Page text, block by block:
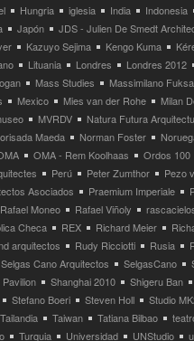
Hungria iglesia India
Indonesia
Japón
JDS - Julien De Smedt
Kazuyo Sejima Kengo Kuma
Lituania Londres
Londres 2012
Mass Studies
Massimilano
Mexico Mies van der Rohe
Milan
MVRDV
Natura Futura
Maeda Norman Foster
OMA - Rem Koolhaas
Ordos 100
Perú Peter Zumthor
Pezo
Asociados Praemium Imperiale
Rafael Moneo Rafael Viñoly
Checa REX Richard Meier
arquitectos Rudy Ricciotti Rusia
Selgas Cano Arquitectos SelgasCano
Shanghai 2010
Shigeru Ban
Stefano Boeri Steven Holl
Studio
Tailandia Taiwan Tatiana Bilbao
Turquia Universidad UNStudio